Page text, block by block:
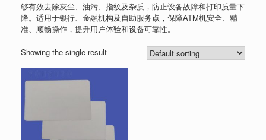
够有效去除灰尘、油污、指纹及杂质，防止设备故障和打印质量下
降。适用于银行、金融机构及自助服务点，保障ATM机安全、精
准、顺畅操作，提升用户体验和设备可靠性。
Showing the single result